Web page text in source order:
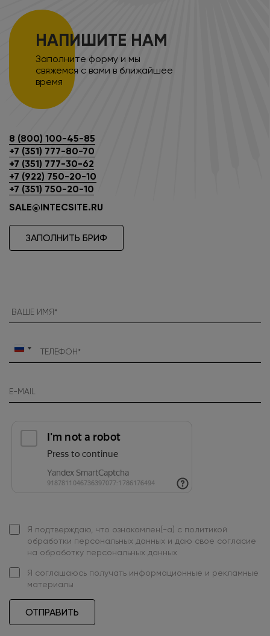
НАПИШИТЕ НАМ
Заполните форму и мы
свяжемся с вами в ближайшее
время
8 (800) 100-45-85
+7 (351) 777-80-70
+7 (351) 777-30-62
+7 (922) 750-20-10
+7 (351) 750-20-10
SALE@INTECSITE.RU
ЗАПОЛНИТЬ БРИФ
Россия
Я подтверждаю, что ознакомлен(-а) с политикой
обработки персональных данных и даю свое согласие
на обработку персональных данных
Я соглашаюсь получать информационные и рекламные
материалы
ОТПРАВИТЬ